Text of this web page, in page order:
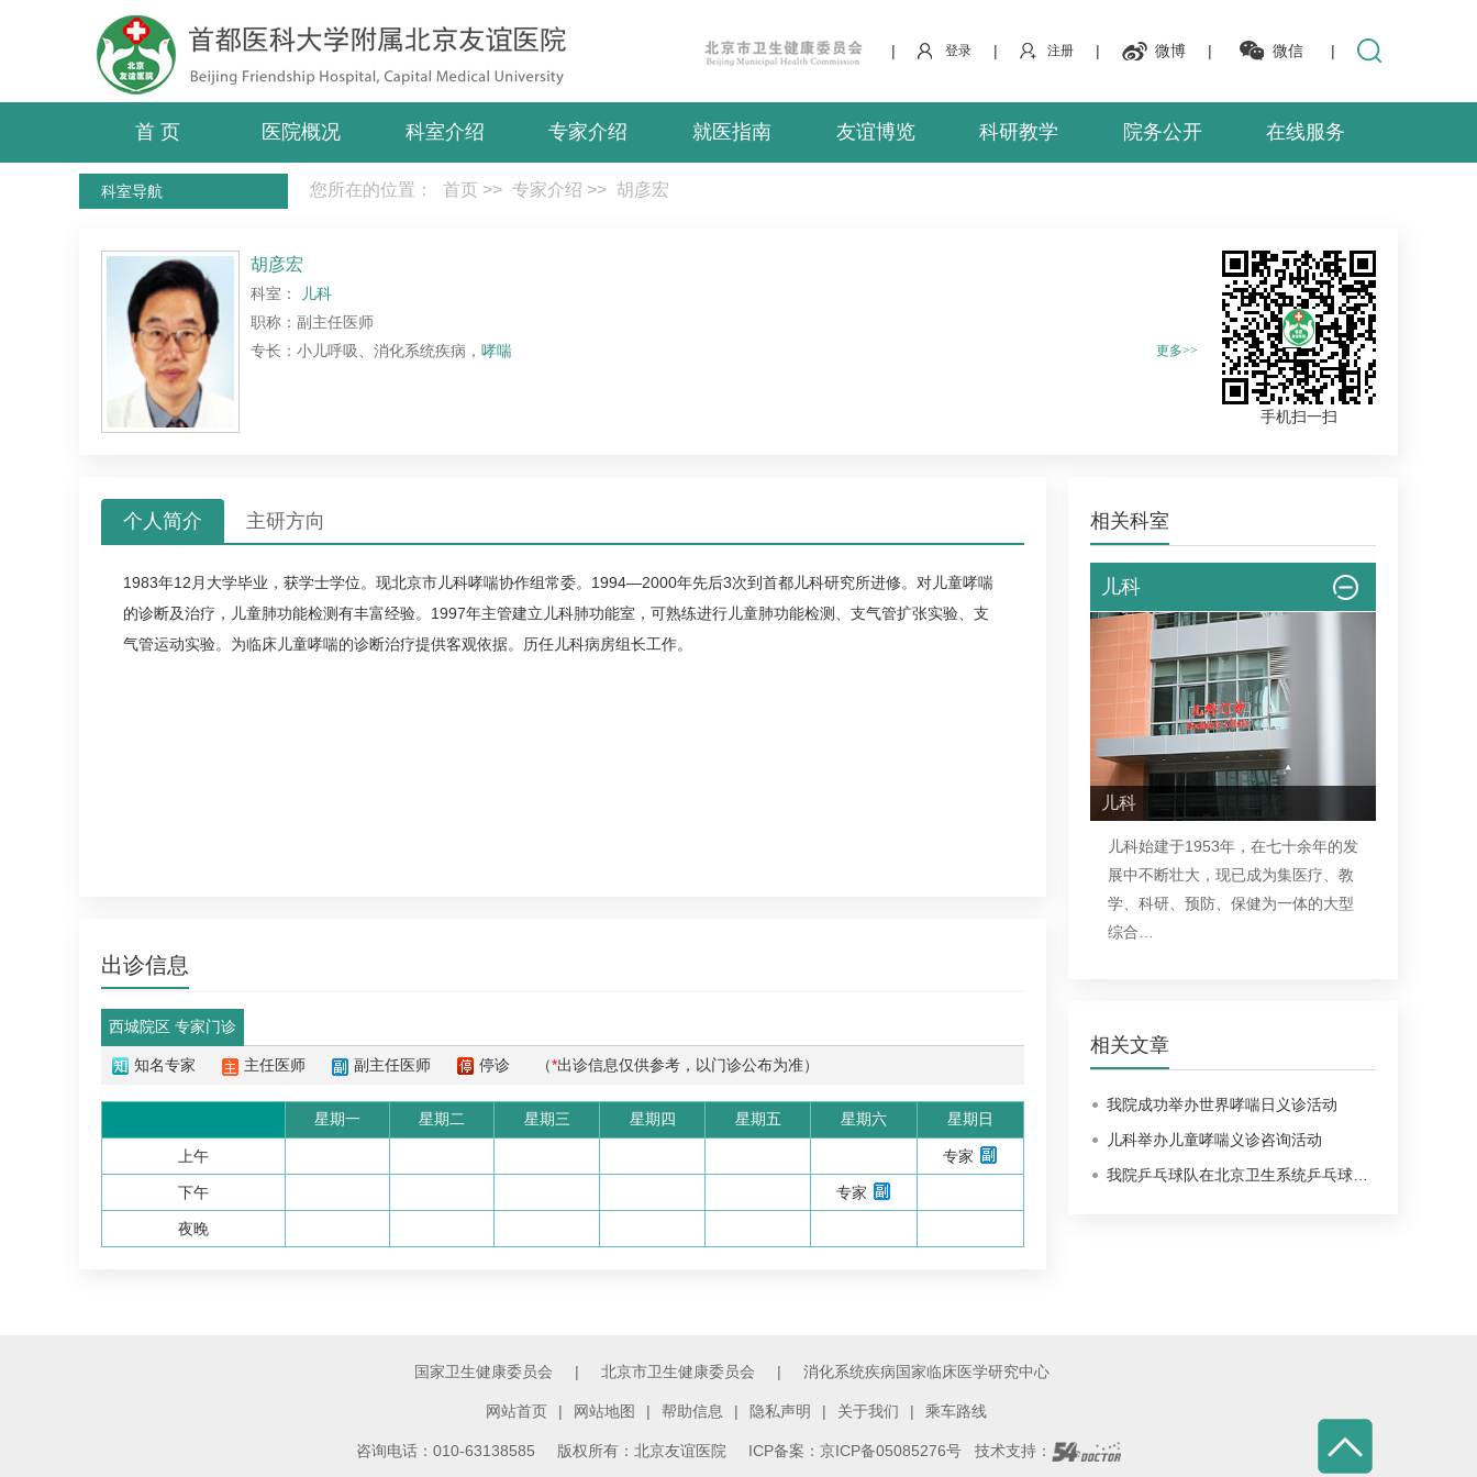
| 登录 | 注册 | 微博 | 微信 |
首 页 医院概况 科室介绍 专家介绍 就医指南 友谊博览 科研教学 院务公开 在线服务
您所在的位置： 首页 >> 专家介绍 >> 胡彦宏
科室导航
胡彦宏
科室：
儿科
职称：副主任医师
专长：小儿呼吸、消化系统疾病， 哮喘 更多>>
手机扫一扫
个人简介 主研方向
1983年12月大学毕业，获学士学位。现北京市儿科哮喘协作组常委。1994—2000年先后3次到首都儿科研究所进修。对儿童哮喘
的诊断及治疗，儿童肺功能检测有丰富经验。1997年主管建立 儿科肺功能室，可熟练进行儿童肺功能检测、支气管扩张实验、支
气管运动实验。为临床儿童哮喘的诊断治疗提供客观依据。历任儿科病房组长工作。
出诊信息
西城院区 专家门诊
知名专家 主任医师 副主任医师 停诊 （*出诊信息仅供参考，以门诊公布为准）
星期一 星期二 星期三 星期四 星期五 星期六 星期日
上午 专家
下午 专家
夜晚
相关科室
儿科
儿科
儿科始建于1953年，在七十余年的发
展中不断壮大，现已成为集医疗、教
学、科研、预防、保健为一体的大型
综合…
相关文章
我院成功举办世界哮喘日义诊活动
儿科举办儿童哮喘义诊咨询活动
我院乒乓球队在北京卫生系统乒乓球…
国家卫生健康委员会 | 北京市卫生健康委员会 | 消化系统疾病国家临床医学研究中心
网站首页 | 网站地图 | 帮助信息 | 隐私声明 | 关于我们 | 乘车路线
咨询电话：010-63138585 版权所有：北京友谊医院 ICP备案：京ICP备05085276号 技术支持：